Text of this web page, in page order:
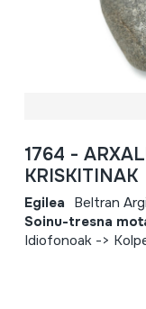
1764 -
KRISKITINAK
Egilea Beltran
Soinu-tresna
Idiofonoak ->